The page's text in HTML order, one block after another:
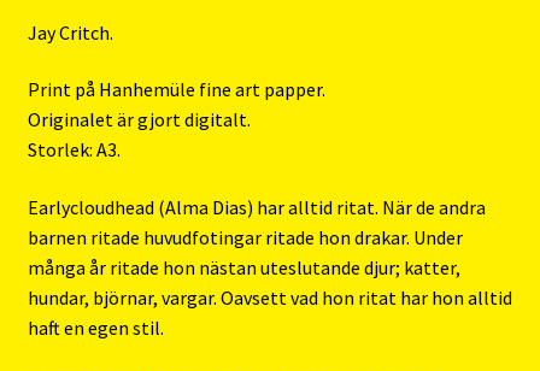
Jay Critch.
Print på Hanhemüle fine art papper.
Originalet är gjort digitalt.
Storlek: A3.
Earlycloudhead (Alma Dias) har alltid ritat. När de andra
barnen ritade huvudfotingar ritade hon drakar. Under
många år ritade hon nästan uteslutande djur; katter,
hundar, björnar, vargar. Oavsett vad hon ritat har hon alltid
haft en egen stil.